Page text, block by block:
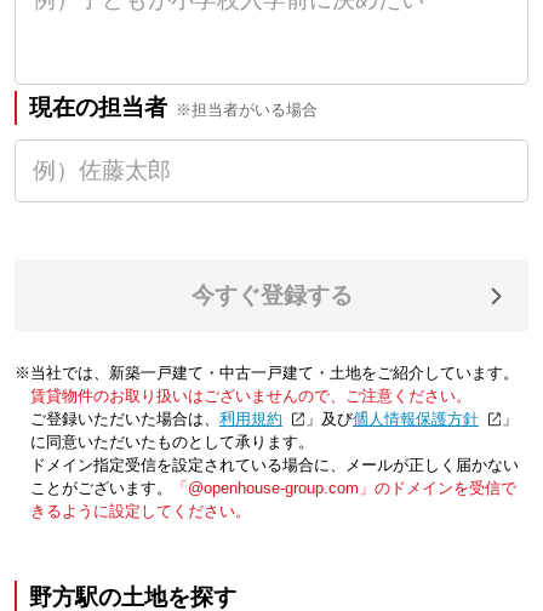
現在の担当者 ※担当者がいる場合
今すぐ登録する
※当社では、新築一戸建て・中古一戸建て・土地をご紹介しています。
賃貸物件のお取り扱いはございませんので、ご注意ください。
ご登録いただいた場合は、「利用規約 」及び「個人情報保護方針
」
に同意いただいたものとして承ります。
ドメイン指定受信を設定されている場合に、メールが正しく届かない
ことがございます。
「@openhouse-group.com」のドメインを受信で
きるように設定してください。
野方駅の土地を探す